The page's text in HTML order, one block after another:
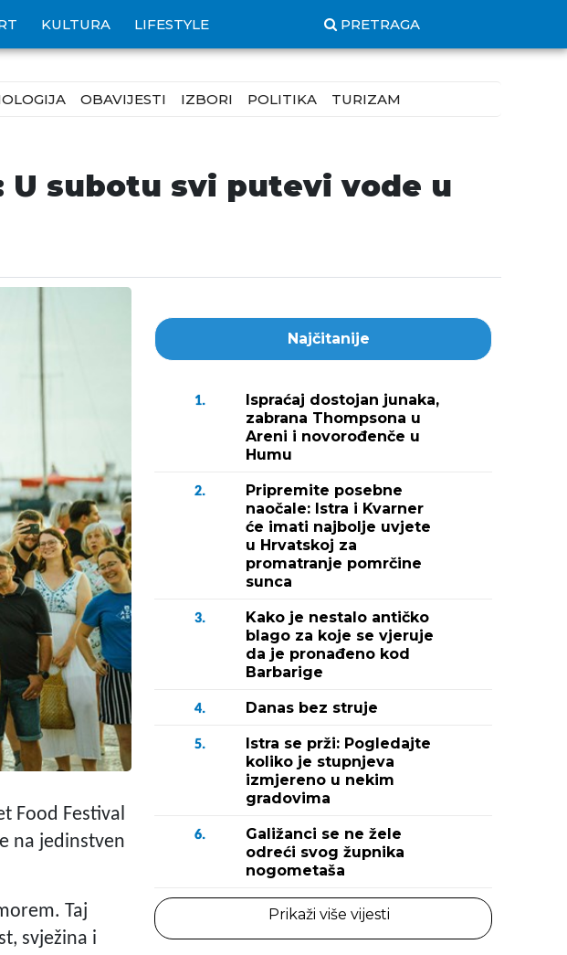
KULTURA LIFESTYLE PRETRAGA
OBAVIJESTI IZBORI POLITIKA TURIZAM
subotu svi putevi vode u
Food Festival
na jedinstven
Taj
svježina i
Najčitanije
1.
Ispraćaj dostojan junaka,
zabrana Thompsona u
Areni i novorođenče u
Humu
2.
Pripremite posebne
naočale: Istra i Kvarner
će imati najbolje uvjete
u Hrvatskoj za
promatranje pomrčine
sunca
3.
Kako je nestalo antičko
blago za koje se vjeruje
da je pronađeno kod
Barbarige
4. Danas bez struje
5.
Istra se prži: Pogledajte
koliko je stupnjeva
izmjereno u nekim
gradovima
6.
Galižanci se ne žele
odreći svog župnika
nogometaša
Prikaži više vijesti